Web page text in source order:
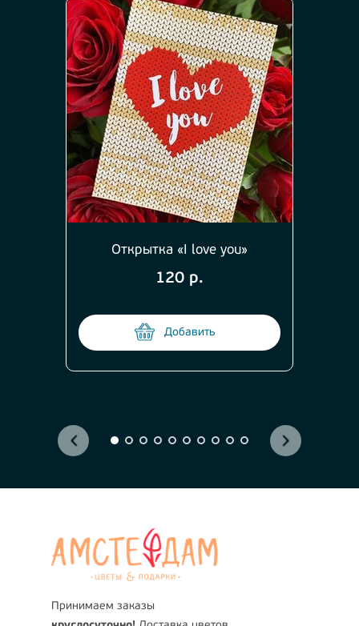
Открытка «I love you»
120 р.
Добавить
Принимаем заказы